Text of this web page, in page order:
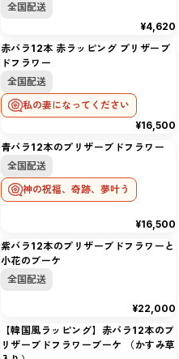
全国配送
¥4,620
赤バラ12本 赤ラッピング プリザーブ
ドフラワー
全国配送
私の妻になってください
¥16,500
青バラ12本のプリザーブドフラワー
全国配送
神の祝福、奇跡、夢叶う
¥16,500
紫バラ12本のプリザーブドフラワーと
小花のブーケ
全国配送
¥22,000
【韓国風ラッピング】赤バラ12本のプ
リザーブドフラワーブーケ （かすみ草